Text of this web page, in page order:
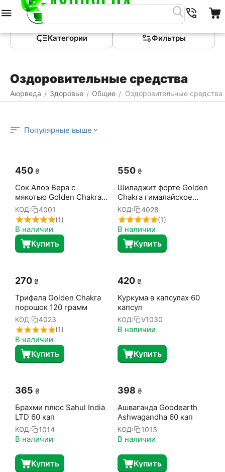
Категории Фильтры
Оздоровительные средства
Аюрведа / Здоровье / Общие / Оздоровительные средства
Популярные выше
‍450‍ ₴
Сок Алоэ Вера с
мякотью Golden Chakra
500 мл
КОД:
4001
(1)
В наличии
Купить
‍550‍ ₴
Шиладжит форте Golden
Chakra гималайское
мумие 60 капсул
КОД:
4028
(1)
В наличии
Купить
‍270‍ ₴
Трифала Golden Chakra
порошок 120 грамм
КОД:
4023
(1)
В наличии
Купить
‍420‍ ₴
Куркума в капсулах 60
капсул
КОД: V1030
В наличии
Купить
‍365‍ ₴
Брахми плюс Sahul India
LTD 60 кап
КОД: 1014
В наличии
Купить
‍398‍ ₴
Ашваганда Goodearth
Ashwagandha 60 кап
КОД: 1013
В наличии
Купить
Меню